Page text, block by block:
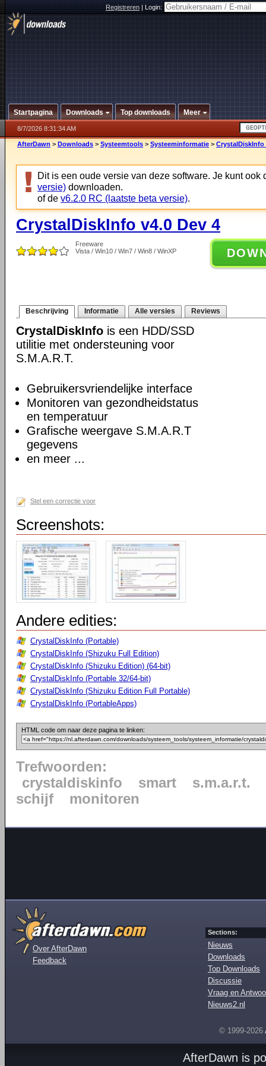
Registreren|Login:
Startpagina Downloads Top downloads Meer
8/7/2026 8:31:34 AM
AfterDawn > Downloads > Systeemtools > Systeeminformatie > CrystalDiskInfo
Dit is een oude versie van deze software. Je kunt ook
versie) downloaden.
of de v6.2.0 RC (laatste beta versie).
CrystalDiskInfo v4.0 Dev 4
Freeware
Vista / Win10 / Win7 / Win8 / WinXP
Beschrijving Informatie Alle versies Reviews
CrystalDiskInfo is een HDD/SSD
utilitie met ondersteuning voor
S.M.A.R.T.
Gebruikersvriendelijke interface
Monitoren van gezondheidstatus
en temperatuur
Grafische weergave S.M.A.R.T
gegevens
en meer ...
Stel een correctie voor
Screenshots:
Andere edities:
CrystalDiskInfo (Portable)
CrystalDiskInfo (Shizuku Full Edition)
CrystalDiskInfo (Shizuku Edition) (64-bit)
CrystalDiskInfo (Portable 32/64-bit)
CrystalDiskInfo (Shizuku Edition Full Portable)
CrystalDiskInfo (PortableApps)
HTML code om naar deze pagina te linken:
Trefwoorden:
crystaldiskinfo
smart
s.m.a.r.t.
schijf
monitoren
Over AfterDawn
Feedback
Sections:
Nieuws
Downloads
Top Downloads
Discussie
Vraag en
Nieuws2.nl
© 1999-2026
AfterDawn is